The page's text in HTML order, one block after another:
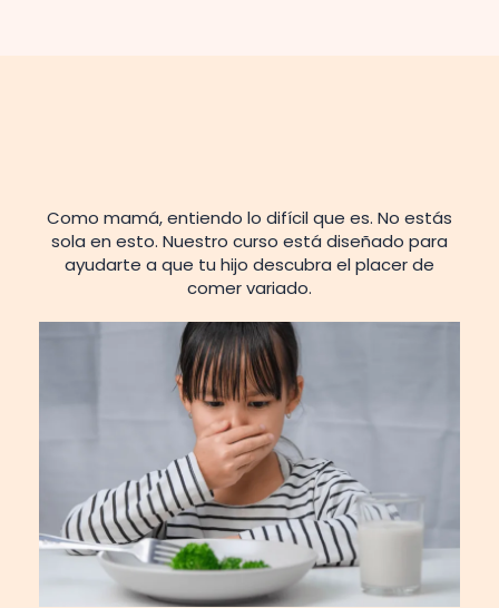
Como mamá, entiendo lo difícil que es. No estás
sola en esto. Nuestro curso está diseñado para
ayudarte a que tu hijo descubra el placer de
comer variado.